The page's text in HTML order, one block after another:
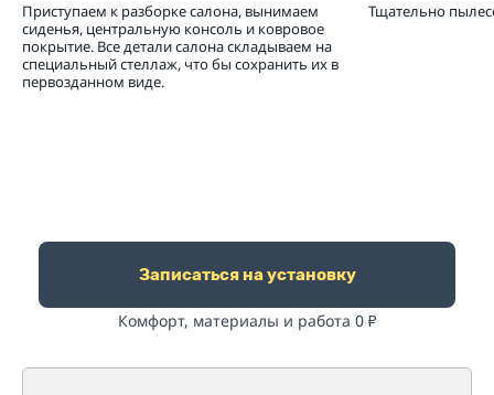
Приступаем к разборке салона, вынимаем
сиденья, центральную консоль и ковровое
покрытие. Все детали салона складываем на
специальный стеллаж, что бы сохранить их в
первозданном виде.
Тщательно
Записаться на установку
Комфорт, материалы и работа 0 ₽